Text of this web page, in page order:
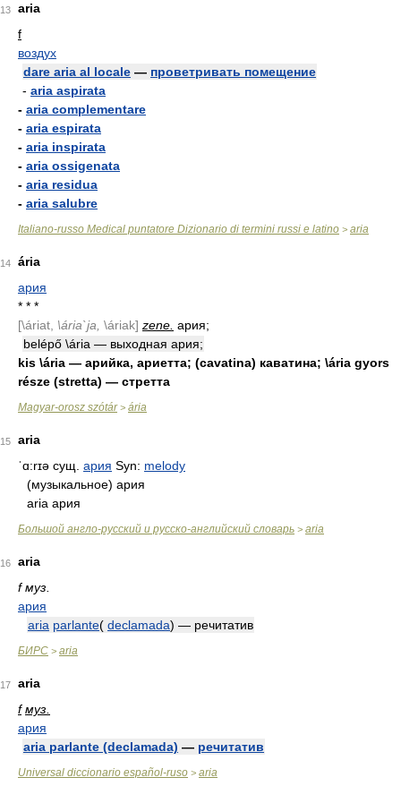
13
aria
f
воздух
dare aria al locale — проветривать помещение
- aria aspirata
- aria complementare
- aria espirata
- aria inspirata
- aria ossigenata
- aria residua
- aria salubre
Italiano-russo Medical puntatore Dizionario di termini russi e latino > aria
14
ária
ария
* * *
[\áriat, \ária`ja, \áriak] zene. ария;
belépő \ária — выходная ария;
kis \ária — арийка, ариетта; (cavatina) каватина; \ária gyors
része (stretta) — стретта
Magyar-orosz szótár> ária
15
aria
ˈɑ:rɪə сущ. ария Syn: melody
(музыкальное) ария
aria ария
Большой англо-русский и русско-английский словарь > aria
16
aria
f муз.
ария
aria parlante( declamada) — речитатив
БИРС > aria
17
aria
f муз.
ария
aria parlante (declamada) — речитатив
Universal diccionario español-ruso > aria